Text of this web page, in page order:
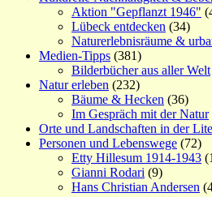
Aktion "Gepflanzt 1946"
Lübeck entdecken (34)
Naturerlebnisräume &
Medien-Tipps (381)
Bilderbücher aus aller Welt
Natur erleben (232)
Bäume & Hecken (36)
Im Gespräch mit der Natur
Orte und Landschaften in der
Personen und Lebenswege (72)
Etty Hillesum 1914-1943
Gianni Rodari (9)
Hans Christian Andersen